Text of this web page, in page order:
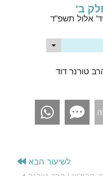
ב'
טורנר דוד
לשיעור הבא